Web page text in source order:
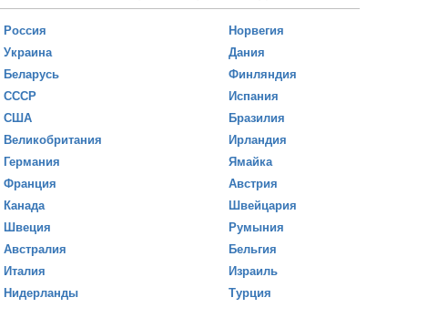
Россия
Украина
Беларусь
СССР
США
Великобритания
Германия
Франция
Канада
Швеция
Австралия
Италия
Нидерланды
Норвегия
Дания
Финляндия
Испания
Бразилия
Ирландия
Ямайка
Австрия
Швейцария
Румыния
Бельгия
Израиль
Турция